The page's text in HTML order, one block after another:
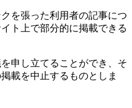
を張った利用者の記事につ
ト上で部分的に掲載できる
申し立てることができ、そ
載を中止するものとしま